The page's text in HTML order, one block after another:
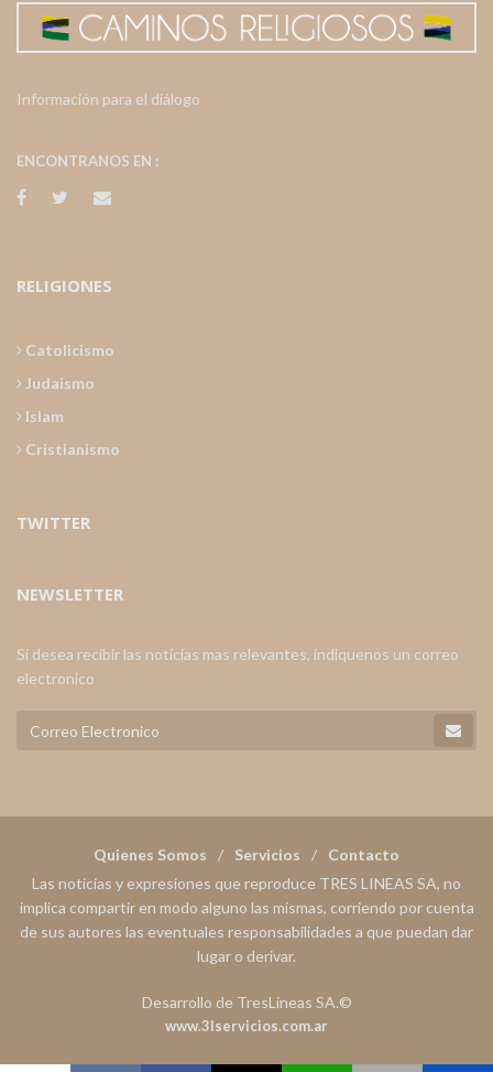
Información para el diálogo
ENCONTRANOS EN :
RELIGIONES
Catolicismo
Judaismo
Islam
Cristianismo
TWITTER
NEWSLETTER
Si desea recibir las noticias mas relevantes, indiquenos un correo
electronico
Quienes Somos Servicios
Contacto
Las noticias y expresiones que reproduce TRES LINEAS SA, no
implica compartir en modo alguno las mismas, corriendo por cuenta
de sus autores las eventuales responsabilidades a que puedan dar
lugar o derivar.
Desarrollo de TresLineas SA.©
www.3lservicios.com.ar